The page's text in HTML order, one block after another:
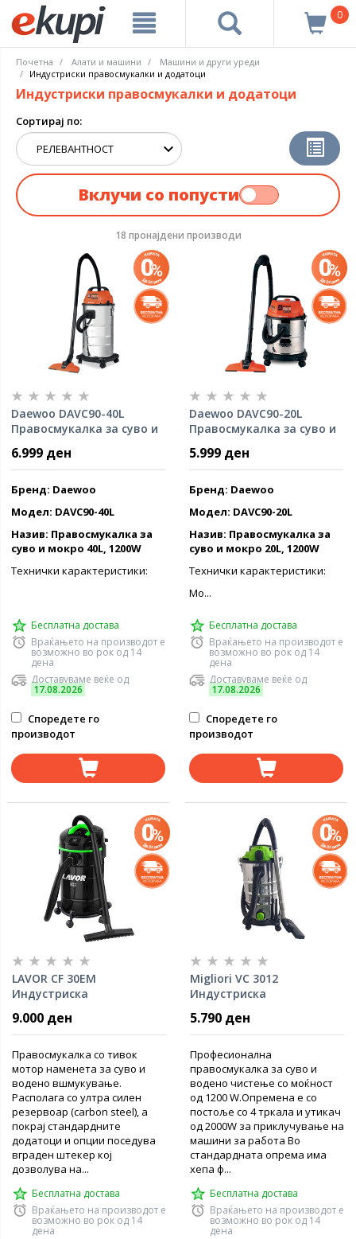
0
Почетна Алати и машини
Машини и други уреди
Индустриски правосмукалки и додатоци
Индустриски правосмукалки и додатоци
Сортирај по:
Вклучи со попусти
18 пронајдени производи
Daewoo DAVC90-40L
Правосмукалка за суво и
6.999 ден
Бренд: Daewoo
Модел: DAVC90-40L
Назив: Правосмукалка за
суво и мокро 40L, 1200W
Технички карактеристики:
Бесплатна достава
Враќањето на производот е
возможно во рок од 14
дена
Доставуваме веќе од
17.08.2026
Споредете го
производот
Daewoo DAVC90-20L
Правосмукалка за суво и
5.999 ден
Бренд: Daewoo
Модел: DAVC90-20L
Назив: Правосмукалка за
суво и мокро 20L, 1200W
Технички карактеристики:
Мо...
Бесплатна достава
Враќањето на производот е
возможно во рок од 14
дена
Доставуваме веќе од
17.08.2026
Споредете го
производот
LAVOR CF 30EM
Индустриска
9.000 ден
Правосмукалка со тивок
мотор наменета за суво и
водено вшмукување.
Располага со ултра силен
резервоар (carbon steel), a
покрај стандардните
додатоци и опции поседува
вграден штекер кој
дозволува на...
Бесплатна достава
Враќањето на производот е
возможно во рок од 14
дена
Migliori VC 3012
Индустриска
мокро
5.790 ден
Професионална
правосмукалка за суво и
водено чистење со моќност
од 1200 W.Опремена е со
постоље со 4 тркала и утикач
од 2000W за приклучување на
машини за работа Во
стандардната опрема има
хепа ф...
Бесплатна достава
Враќањето на производот е
возможно во рок од 14
дена